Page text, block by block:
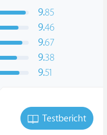
9.85
9.46
9.67
9.38
9.51
Testbericht